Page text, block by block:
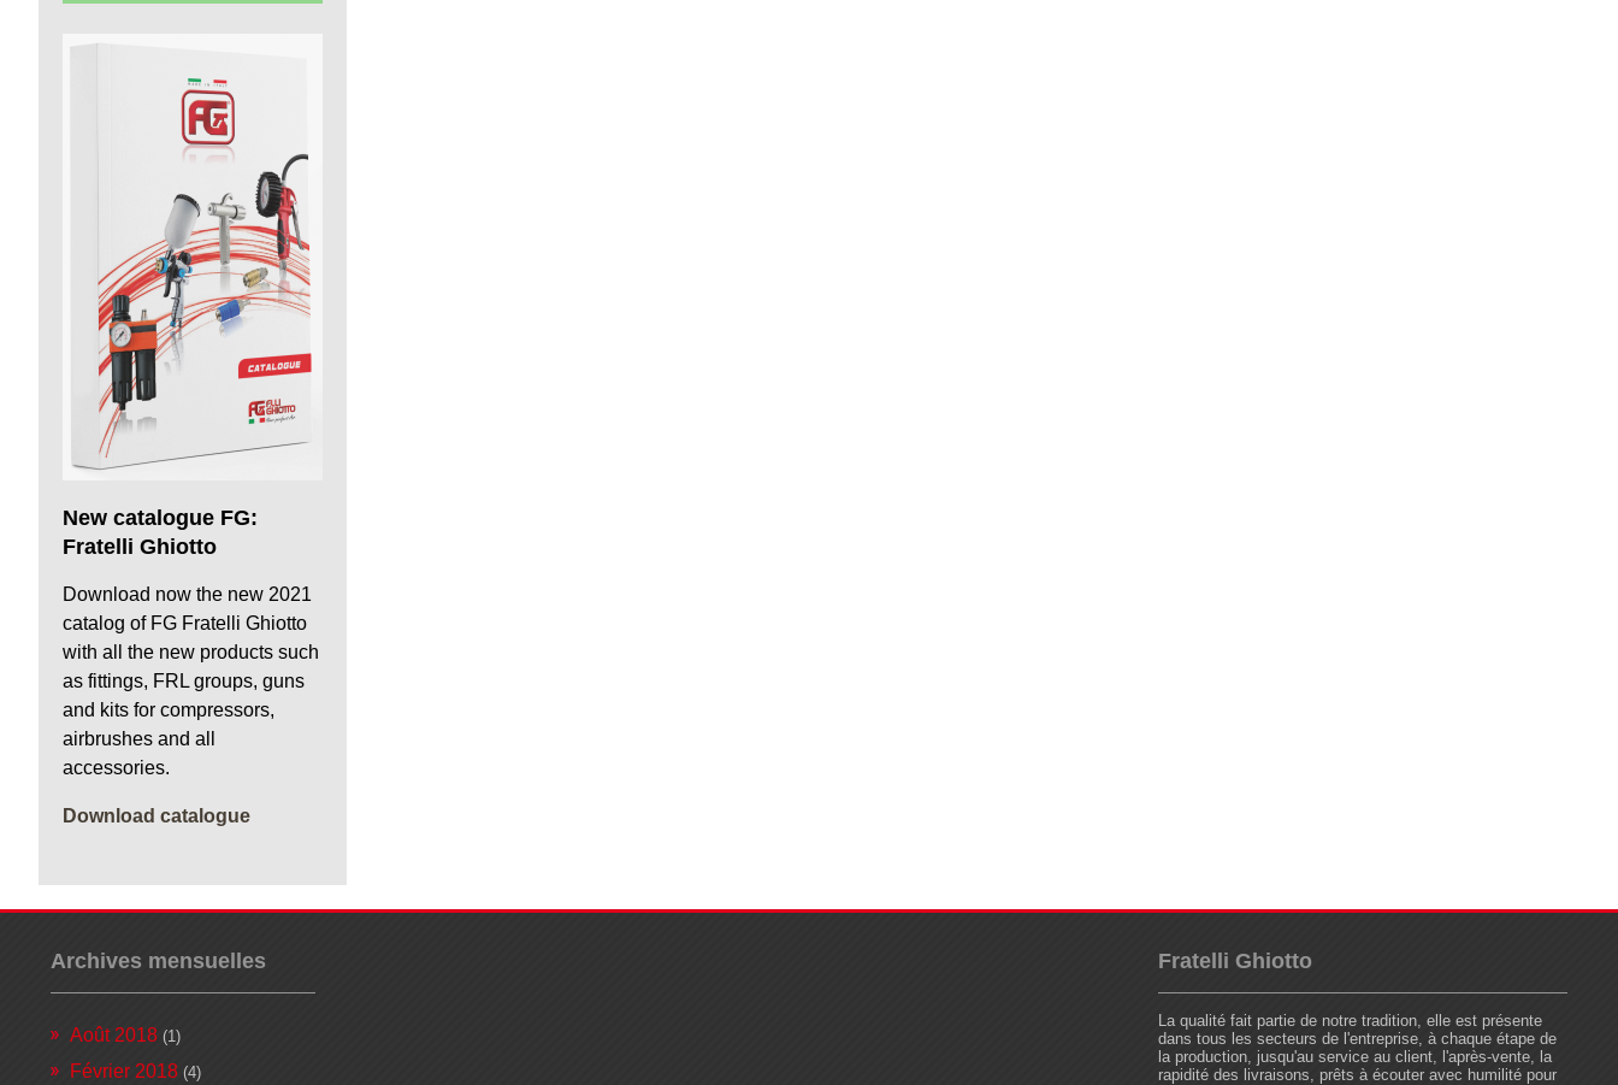
New catalogue FG:
Fratelli Ghiotto
Download now the new 2021
catalog of FG Fratelli Ghiotto
with all the new products such
as fittings, FRL groups, guns
and kits for compressors,
airbrushes and all
accessories.
Download catalogue
Archives mensuelles
Août 2018 (1)
Février 2018 (4)
Fratelli Ghiotto
La qualité fait partie de notre tradition, elle est présente
dans tous les secteurs de l'entreprise, à chaque étape de
la production, jusqu'au service au client, l'après-vente, la
rapidité des livraisons, prêts à écouter avec humilité pour